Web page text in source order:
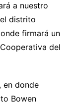
a nuestro
distrito
firmará un
del
en donde
Bowen